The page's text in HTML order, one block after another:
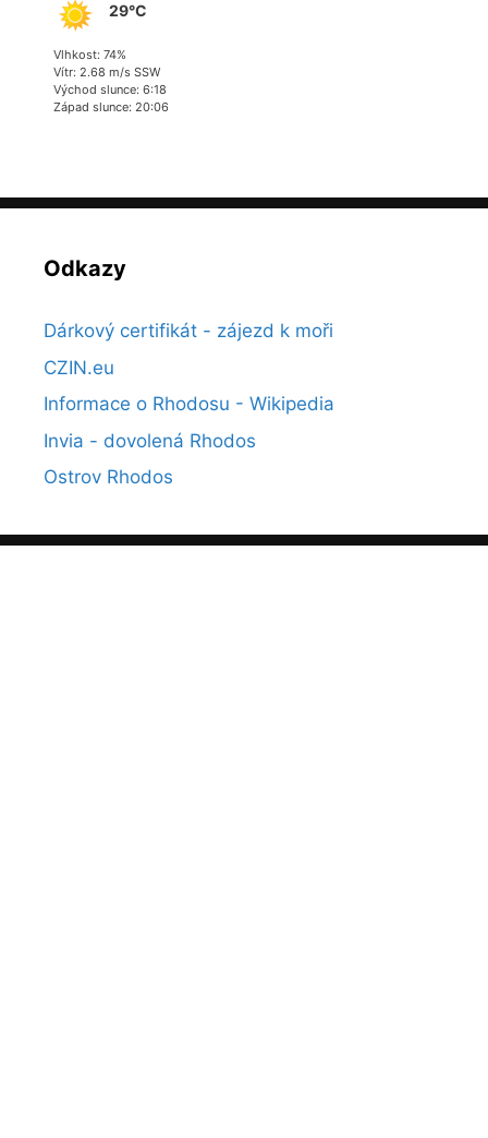
29°C
Vlhkost: 74%
Vítr: 2.68 m/s SSW
Východ slunce: 6:18
Západ slunce: 20:06
Odkazy
Dárkový certifikát - zájezd k moři
CZIN.eu
Informace o Rhodosu - Wikipedia
Invia - dovolená Rhodos
Ostrov Rhodos